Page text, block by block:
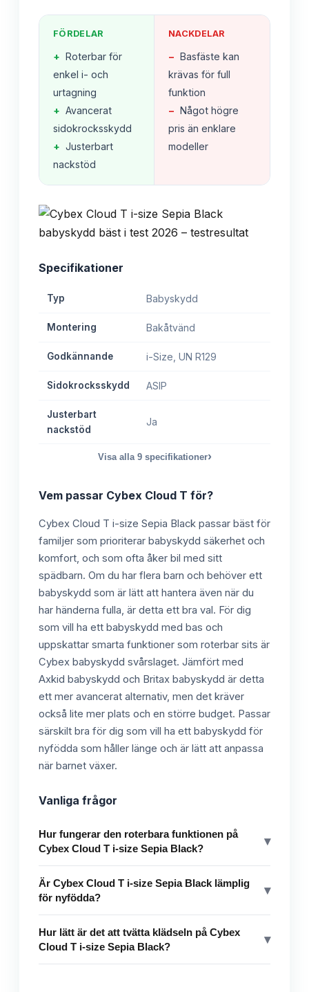
FÖRDELAR
+ Roterbar för
enkel i- och
urtagning
+ Avancerat
sidokrocksskydd
+ Justerbart
nackstöd
NACKDELAR
− Basfäste kan
krävas för full
funktion
− Något högre
pris än enklare
modeller
Specifikationer
Typ Babyskydd
Montering Bakåtvänd
Godkännande i-Size, UN R129
Sidokrocksskydd ASIP
Justerbart
nackstöd
Ja
Visa alla 9specifikationer›
Vem passar Cybex Cloud T för?
Cybex Cloud T i-size Sepia Black passar bäst för
familjer som prioriterar babyskydd säkerhet och
komfort, och som ofta åker bil med sitt
spädbarn. Om du har flera barn och behöver ett
babyskydd som är lätt att hantera även när du
har händerna fulla, är detta ett bra val. För dig
som vill ha ett babyskydd med bas och
uppskattar smarta funktioner som roterbar sits är
Cybex babyskydd svårslaget. Jämfört med
Axkid babyskydd och Britax babyskydd är detta
ett mer avancerat alternativ, men det kräver
också lite mer plats och en större budget. Passar
särskilt bra för dig som vill ha ett babyskydd för
nyfödda som håller länge och är lätt att anpassa
när barnet växer.
Vanliga frågor
Hur fungerar den roterbara funktionen på
Cybex Cloud T i-size Sepia Black?
▾
Är Cybex Cloud T i-size Sepia Black lämplig
för nyfödda?
▾
Hur lätt är det att tvätta klädseln på Cybex
Cloud T i-size Sepia Black?
▾